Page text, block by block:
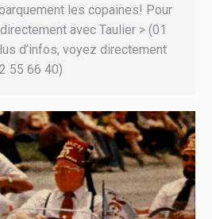
les copaines! Pour
avec Taulier > (01
d’infos, voyez directement
55 66 40)